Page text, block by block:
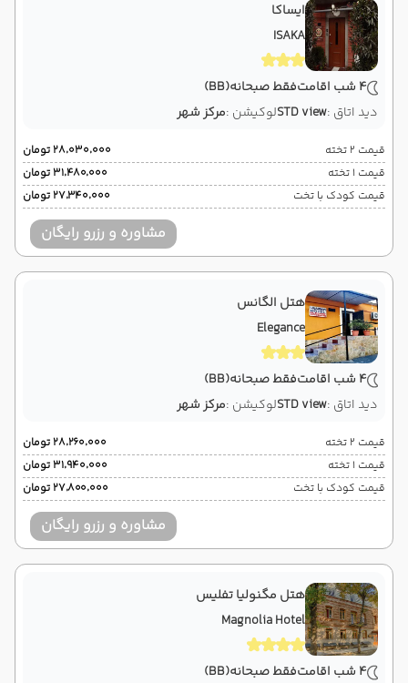
ایساکا
ISAKA
4 شب اقامت فقط صبحانه(BB)
دید اتاق :STD viewلوکیشن :مرکز شهر
قیمت 2 تخته
۲۸٬۰۳۰٬۰۰۰ تومان
قیمت 1 تخته
۳۱٬۴۸۰٬۰۰۰ تومان
قیمت کودک با تخت
۲۷٬۳۴۰٬۰۰۰ تومان
مشاوره و رزرو رایگان
هتل الگانس
Elegance
4 شب اقامت فقط صبحانه(BB)
دید اتاق :STD viewلوکیشن :مرکز شهر
قیمت 2 تخته
۲۸٬۲۶۰٬۰۰۰ تومان
قیمت 1 تخته
۳۱٬۹۴۰٬۰۰۰ تومان
قیمت کودک با تخت
۲۷٬۸۰۰٬۰۰۰ تومان
مشاوره و رزرو رایگان
هتل مگنولیا تفلیس
Magnolia Hotel
4 شب اقامت فقط صبحانه(BB)